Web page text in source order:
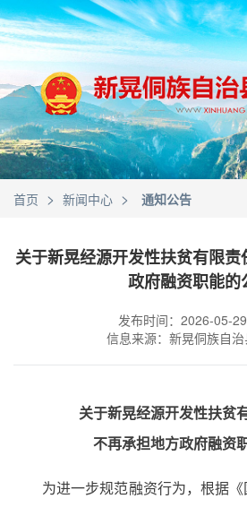
首页 > 新闻中心 > 通知公告
关于新晃经源开发性扶贫有限
政府融资职能的
发布时间：2026-05-
信息来源：新晃侗族自
关于新晃经源开发性扶贫
不再承担地方政府融资
为进一步规范融资行为，根据